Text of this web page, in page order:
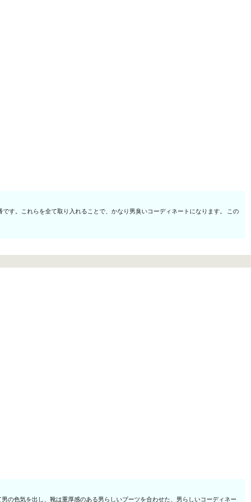
す。これらを全て取り入れることで、かなり男臭いコーディネートになります。 この
の色気を出し、靴は重厚感のある男らしいブーツを合わせた、男らしいコーディネー